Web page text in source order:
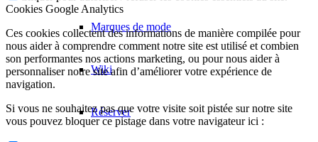
Marques de mode
Wiki
Réserver
Cookies Google Analytics
Ces cookies collectent des informations de manière compilée pour
nous aider à comprendre comment notre site est utilisé et combien
son performantes nos actions marketing, ou pour nous aider à
personnaliser notre site afin d’améliorer votre expérience de
navigation.
Si vous ne souhaitez pas que votre visite soit pistée sur notre site
vous pouvez bloquer ce pistage dans votre navigateur ici :